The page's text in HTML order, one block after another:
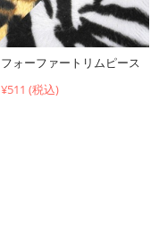
フォーファートリムピース
¥511 (税込)